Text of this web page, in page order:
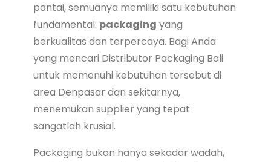
pantai, semuanya memiliki satu kebutuhan
fundamental: packaging yang
berkualitas dan terpercaya. Bagi Anda
yang mencari Distributor Packaging Bali
untuk memenuhi kebutuhan tersebut di
area Denpasar dan sekitarnya,
menemukan supplier yang tepat
sangatlah krusial.
Packaging bukan hanya sekadar wadah,